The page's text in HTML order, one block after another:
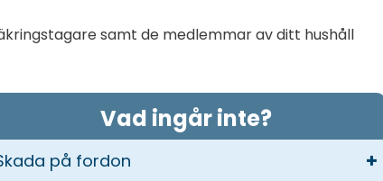
samt de medlemmar av ditt hushåll
Vad ingår inte?
på fordon